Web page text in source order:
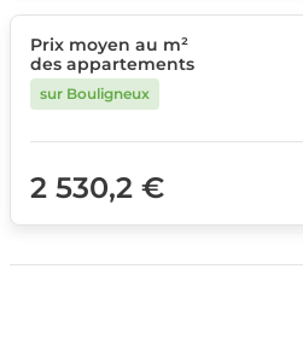
Prix moyen au m²
des appartements
sur Bouligneux
2 530,2 €